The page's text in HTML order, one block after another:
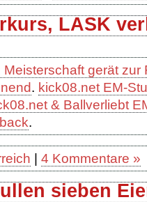
LASK
Meisterschaft gerät zur
. kick08.net EM-
& Ballverliebt
.
4 Kommentare »
sieben